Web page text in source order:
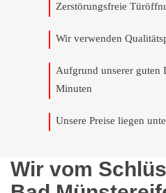
Zerstörungsfreie
Wir verwenden
Aufgrund unserer guten
Minuten
Unsere Preise liegen
Wir vom